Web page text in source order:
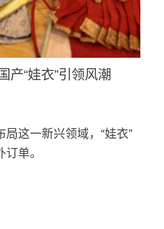
产“娃衣”引领风潮
这一新兴领域，“娃衣”
单。